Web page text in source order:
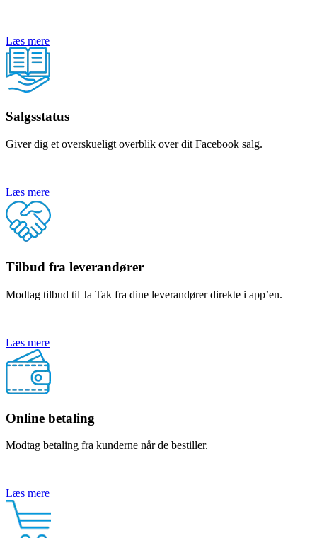
Læs mere
Salgsstatus
Giver dig et overskueligt overblik over dit Facebook salg.
Læs mere
Tilbud fra leverandører
Modtag tilbud til Ja Tak fra dine leverandører direkte i app’en.
Læs mere
Online betaling
Modtag betaling fra kunderne når de bestiller.
Læs mere